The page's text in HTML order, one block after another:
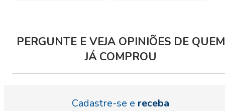
PERGUNTE E VEJA OPINIÕES DE QUEM
JÁ COMPROU
Cadastre-se e receba